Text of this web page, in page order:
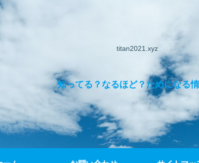
titan2021.xyz
知ってる？なるほど？ためになる